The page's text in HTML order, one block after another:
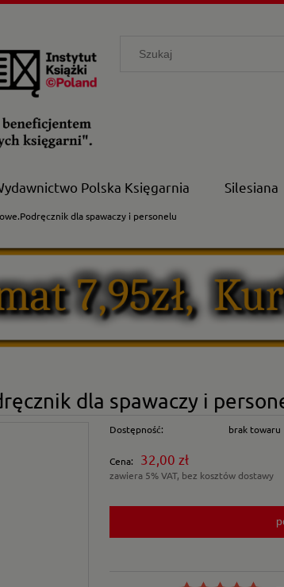
Polska Księgarnia Silesiana
dla spawaczy i personelu
dla spawaczy i
Dostępność: brak towaru
Cena: 32,00 zł
zawiera 5% VAT, bez kosztów dostawy